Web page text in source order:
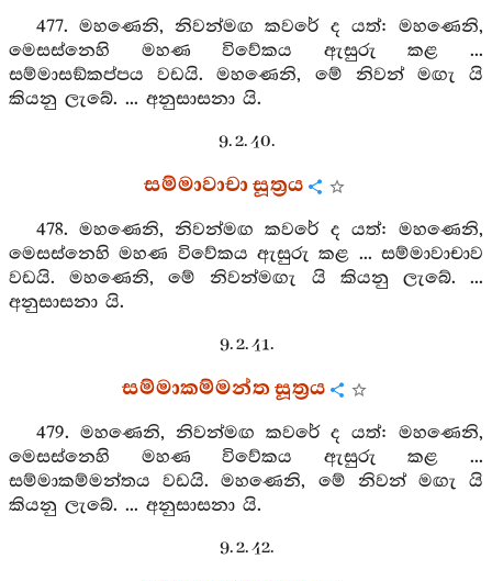
477. මහණෙනි, නිවන්මඟ කවරේ ද යත්: මහණෙනි,
මෙසස්නෙහි මහණ විවේකය ඇසුරු කළ ...
සම්මාසඞ්කප්පය වඩයි. මහණෙනි, මේ නිවන් මඟැ යි
කියනු ලැබේ. ... අනුසාසනා යි.
9. 2. 40.
සම්මාවාචා සූත්‍රය
478. මහණෙනි, නිවන්මඟ කවරේ ද යත්: මහණෙනි,
මෙසස්නෙහි මහණ විවේකය ඇසුරු කළ ... සම්මාවාචාව
වඩයි. මහණෙනි, මේ නිවන්මඟැ යි කියනු ලැබේ. ...
අනුසාසනා යි.
9. 2. 41.
සම්මාකම්මන්ත සූත්‍රය
479. මහණෙනි, නිවන්මඟ කවරේ ද යත්: මහණෙනි,
මෙසස්නෙහි මහණ විවේකය ඇසුරු කළ ...
සම්මාකම්මන්තය වඩයි. මහණෙනි, මේ නිවන් මඟැ යි
කියනු ලැබේ. ... අනුසාසනා යි.
9. 2. 42.